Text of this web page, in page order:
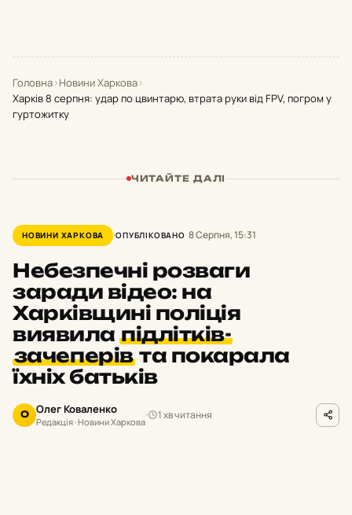
Головна›Новини Харкова›
Харків 8 серпня: удар по цвинтарю, втрата руки від FPV, погром у
гуртожитку
ЧИТАЙТЕ ДАЛІ
НОВИНИ ХАРКОВА ОПУБЛІКОВАНО 8 Серпня, 15:31
Небезпечні розваги
заради відео: на
Харківщині поліція
виявилапідлітків-
зачеперівта покарала
їхніх батьків
О Олег Коваленко
Редакція · Новини Харкова
1 хв читання